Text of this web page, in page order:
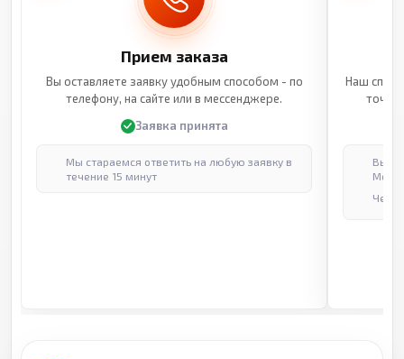
Прием заказа
Вы оставляете заявку удобным способом - по
телефону, на сайте или в мессенджере.
Заявка принята
Мы стараемся ответить на любую заявку в
течение 15 минут
Наш